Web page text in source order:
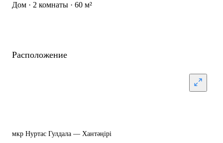
Дом · 2 комнаты · 60 м²
Расположение
мкр Нуртас Гулдала — Хантәңірі